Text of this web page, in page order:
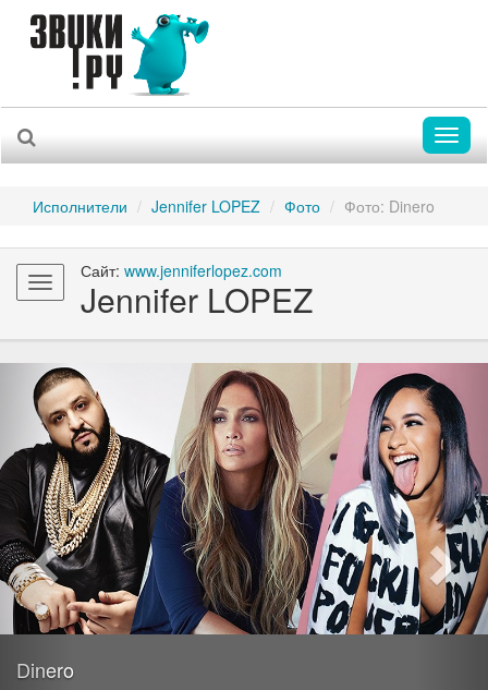
Исполнители Jennifer LOPEZ Фото Фото: Dinero
Toggle
navigation
Сайт: www.jenniferlopez.com
Jennifer LOPEZ
Dinero
Previous